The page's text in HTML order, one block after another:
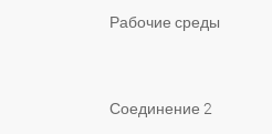
Рабочие среды
Соединение 2